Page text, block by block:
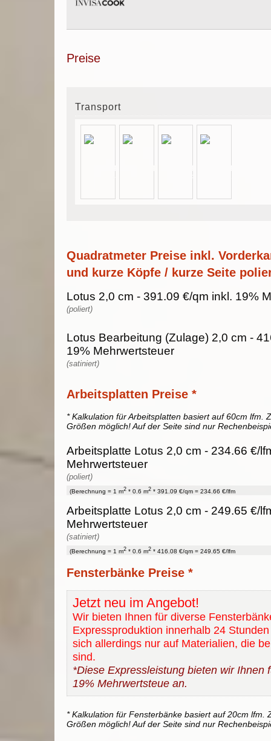
Preise
Transport
Quadratmeter Preise inkl.
und kurze Köpfe / kurze Seite
Lotus 2,0 cm - 391.09 €/qm inkl. 19%
(poliert)
Lotus Bearbeitung (Zulage) 2,0 cm -
19% Mehrwertsteuer
(satiniert)
Arbeitsplatten Preise *
* Kalkulation für Arbeitsplatten basiert auf 60cm lfm.
Größen möglich! Auf der Seite sind nur
Arbeitsplatte Lotus 2,0 cm - 234.66 €/
Mehrwertsteuer
(poliert)
(Berechnung = 1 m2 * 0.6 m2 * 391.09 €/qm = 234.66 €/lfm
Arbeitsplatte Lotus 2,0 cm - 249.65 €/
Mehrwertsteuer
(satiniert)
(Berechnung = 1 m2 * 0.6 m2 * 416.08 €/qm = 249.65 €/lfm
Fensterbänke Preise *
Jetzt neu im Angebot!
Wir bieten Ihnen für diverse
Expressproduktion innerhalb 24
sich allerdings nur auf Materialien, die
sind.
*Diese Expressleistung bieten wir Ihnen
19% Mehrwertsteue an.
* Kalkulation für Fensterbänke basiert auf 20cm lfm.
Größen möglich! Auf der Seite sind nur